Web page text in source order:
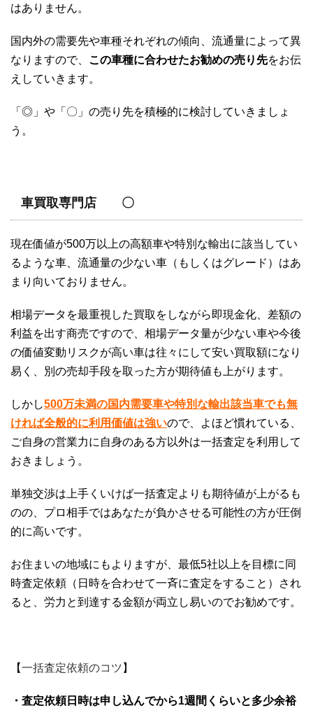
はありません。
国内外の需要先や車種それぞれの傾向、流通量によって異
なりますので、 この車種に合わせたお勧めの売り先をお伝
えしていきます。
「◎」や「〇」の売り先を積極的に検討していきましょ
う。
車買取専門店 〇
現在価値が500万以上の高額車や特別な輸出に該当してい
るような車、流通量の少ない車（もしくはグレード）はあ
まり向いておりません。
相場データを最重視した買取をしながら即現金化、差額の
利益を出す商売ですので、相場データ量が少ない車や今後
の価値変動リスクが高い車は往々にして安い買取額になり
易く、別の売却手段を取った方が期待値も上がります。
しかし500万未満の国内需要車や特別な輸出該当車でも無
ければ全般的に利用価値は強いので、よほど慣れている、
ご自身の営業力に自身のある方以外は一括査定を利用して
おきましょう。
単独交渉は上手くいけば一括査定よりも期待値が上がるも
のの、プロ相手ではあなたが負かさせる可能性の方が圧倒
的に高いです。
お住まいの地域にもよりますが、最低5社以上を目標に同
時査定依頼（日時を合わせて一斉に査定をすること）され
ると、労力と到達する金額が両立し易いのでお勧めです。
【一括査定依頼のコツ 】
・査定依頼日時は申し込んでから1週間くらいと多少余裕